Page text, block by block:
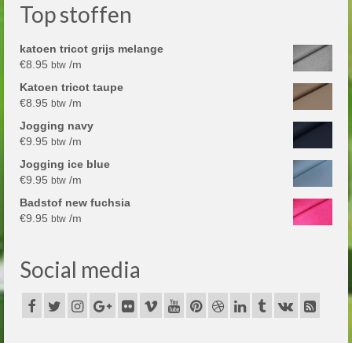
Top stoffen
katoen tricot grijs melange
€8.95 btw /m
Katoen tricot taupe
€8.95 btw /m
Jogging navy
€9.95 btw /m
Jogging ice blue
€9.95 btw /m
Badstof new fuchsia
€9.95 btw /m
Social media